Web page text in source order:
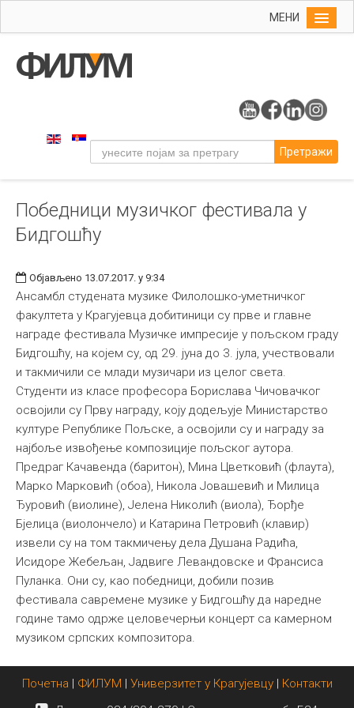
МЕНИ
Упис
Уметност
Музичка уметност
Примењена и ликовна уметност
Издаваштво
Библиотека
Студенти
Међународна
Претражи
Победници музичког фестивала у
Бидгошћу
Објављено 13.07.2017. у 9:34
Ансамбл студената музике Филолошко-уметничког
факултета у Крагујевца добитиници су прве и главне
награде фестивала Музичке импресије у пољском граду
Бидгошћу, на којем су, од 29. јуна до 3. јула, учествовали
и такмичили се млади музичари из целог света.
Студенти из класе професора Борислава Чичовачког
освојили су Прву награду, коју додељује Министарство
културе Републике Пољске, а освојили су и награду за
најбоље извођење композиције пољског аутора.
Предраг Качавенда (баритон), Мина Цветковић (флаута),
Марко Марковић (обоа), Никола Јовашевић и Милица
Ђуровић (виолине), Јелена Николић (виола), Ђорђе
Бјелица (виолончело) и Катарина Петровић (клавир)
извели су на том такмичењу дела Душана Радића,
Исидоре Жебељан, Јадвиге Левандовске и Франсиса
Пуланка. Они су, као победници, добили позив
фестивала савремене музике у Бидгошћу да наредне
године тамо одрже целовечерњи концерт са камерном
музиком српских композитора.
Почетна | ФИЛУМ | Универзитет у Крагујевцу| Контакти